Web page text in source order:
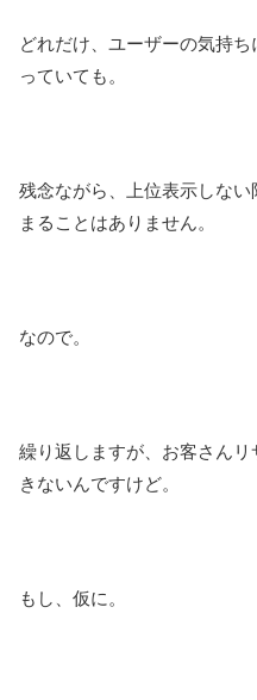
どれだけ、ユーザーの気持
っていても。
残念ながら、上位表示しな
まることはありません。
なので。
繰り返しますが、お客さん
きないんですけど。
もし、仮に。